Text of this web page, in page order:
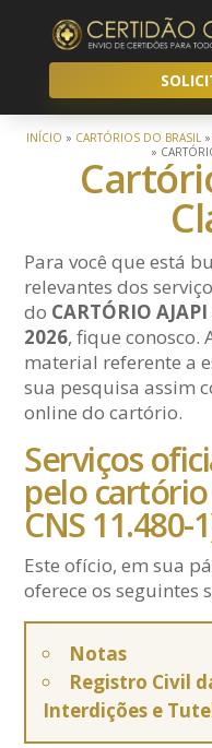
INÍCIO » CARTÓRIOS DO BRASIL»
»
Para você que está
relevantes dos
do CARTÓRIO AJAPI
2026, fique conosco.
material referente a
sua pesquisa assim
online do cartório.
Serviços
pelo
CNS 11.480-
Este ofício, em sua
oferece os seguintes
Notas
Registro Civil
Interdições e